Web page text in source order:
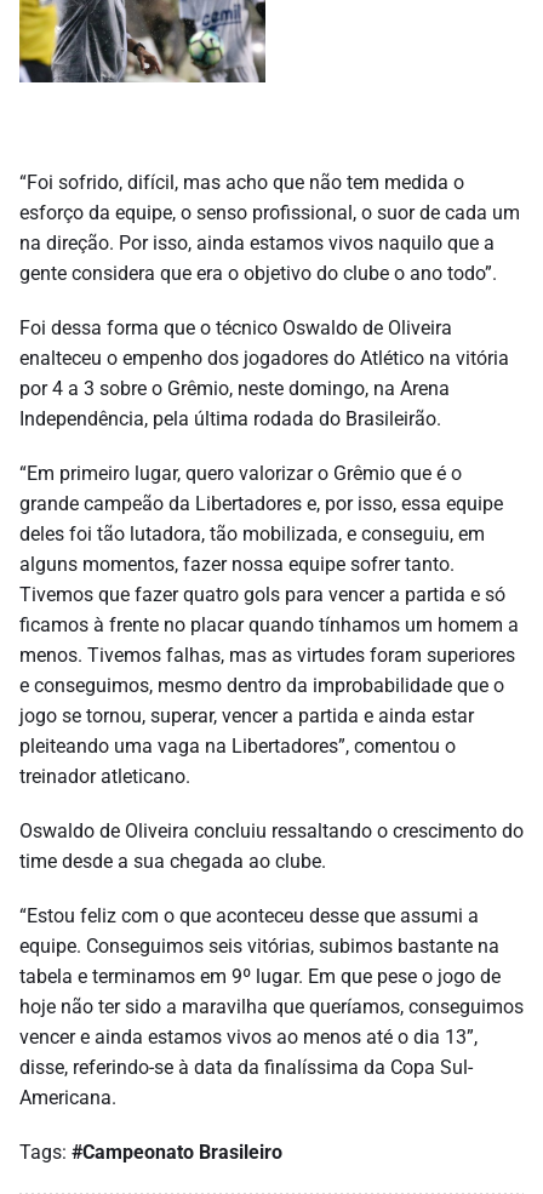
“Foi sofrido, difícil, mas acho que não tem medida o
esforço da equipe, o senso profissional, o suor de cada um
na direção. Por isso, ainda estamos vivos naquilo que a
gente considera que era o objetivo do clube o ano todo”.
Foi dessa forma que o técnico Oswaldo de Oliveira
enalteceu o empenho dos jogadores do Atlético na vitória
por 4 a 3 sobre o Grêmio, neste domingo, na Arena
Independência, pela última rodada do Brasileirão.
“Em primeiro lugar, quero valorizar o Grêmio que é o
grande campeão da Libertadores e, por isso, essa equipe
deles foi tão lutadora, tão mobilizada, e conseguiu, em
alguns momentos, fazer nossa equipe sofrer tanto.
Tivemos que fazer quatro gols para vencer a partida e só
ficamos à frente no placar quando tínhamos um homem a
menos. Tivemos falhas, mas as virtudes foram superiores
e conseguimos, mesmo dentro da improbabilidade que o
jogo se tornou, superar, vencer a partida e ainda estar
pleiteando uma vaga na Libertadores”, comentou o
treinador atleticano.
Oswaldo de Oliveira concluiu ressaltando o crescimento do
time desde a sua chegada ao clube.
“Estou feliz com o que aconteceu desse que assumi a
equipe. Conseguimos seis vitórias, subimos bastante na
tabela e terminamos em 9º lugar. Em que pese o jogo de
hoje não ter sido a maravilha que queríamos, conseguimos
vencer e ainda estamos vivos ao menos até o dia 13”,
disse, referindo-se à data da finalíssima da Copa Sul-
Americana.
Tags: #Campeonato Brasileiro